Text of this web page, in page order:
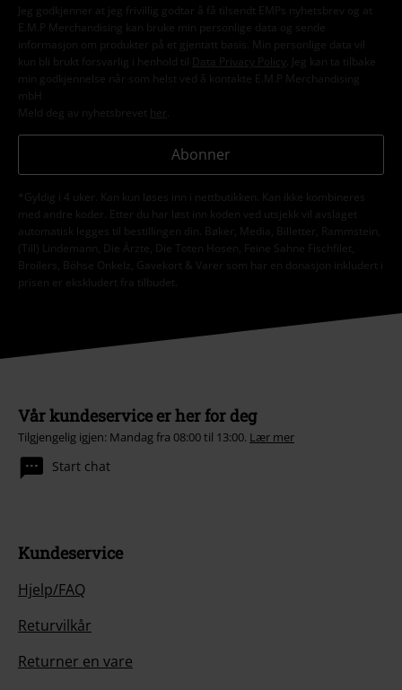
Jeg godkjenner at jeg frivillig godtar å få tilsendt EMPs nyhetsbrev og at
E.M.P Merchandising kan bruke min personlige data og sende
informasjon om produkter på et gjentatt basis. Min personlige data vil
kun bli brukt forsvarlig i henhold til
Data Privacy Policy
. Jeg kan ta tilbake
min godkjennelse når som helst ved å kontakte E.M.P Merchandising
mbH
Meld deg av nyhetsbrevet her
Abonner
*Gyldig i 4 uker. Kan kun løses inn i nettbutikken. Kan ikke kombineres
med andre koder. Etter du har løst inn koden ved utsjekk vil avslaget
automatisk legges til bestillingen din. Bøker, Media, Billetter, Rammstein,
(Till) Lindemann, Die Ärzte, Die Toten Hosen, Feine Sahne Fischfilet,
Broilers, Böhse Onkelz, Gavekort & Varer som har en donasjon inkludert i
prisen er ekskludert fra tilbudet.
Vår kundeservice er her for deg
Tilgjengelig igjen: Mandag fra 08:00 til 13:00. Lær mer
Start chat
Kundeservice
Hjelp/FAQ
Returvilkår
Returner en vare